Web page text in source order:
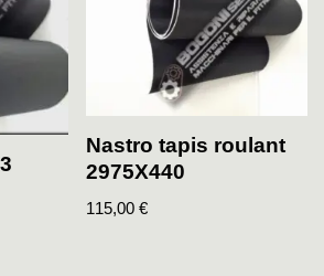
Nastro tapis roulant
2975X440
115,00€